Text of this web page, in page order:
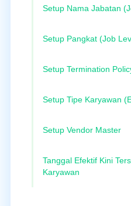
Setup Nama Jabatan
Setup Pangkat (Job
Setup Termination
Setup Tipe Karyawan
Setup Vendor Master
Tanggal Efektif Kini
Karyawan